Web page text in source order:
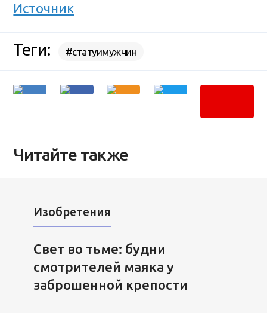
Источник
Теги: #статуимужчин
Читайте также
Изобретения
Свет во тьме: будни
смотрителей маяка у
заброшенной крепости